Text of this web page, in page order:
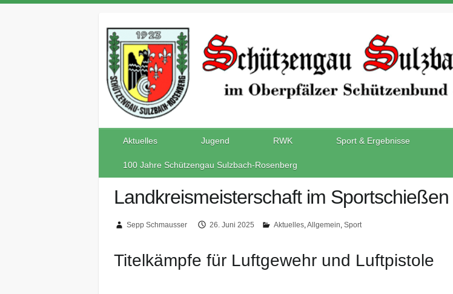
Aktuelles Jugend RWK Sport & Ergebnisse
100 Jahre Schützengau Sulzbach-Rosenberg
Landkreismeisterschaft im Sportschießen
Sepp Schmausser 26. Juni 2025 Aktuelles ,Allgemein ,Sport
Titelkämpfe für Luftgewehr und Luftpistole